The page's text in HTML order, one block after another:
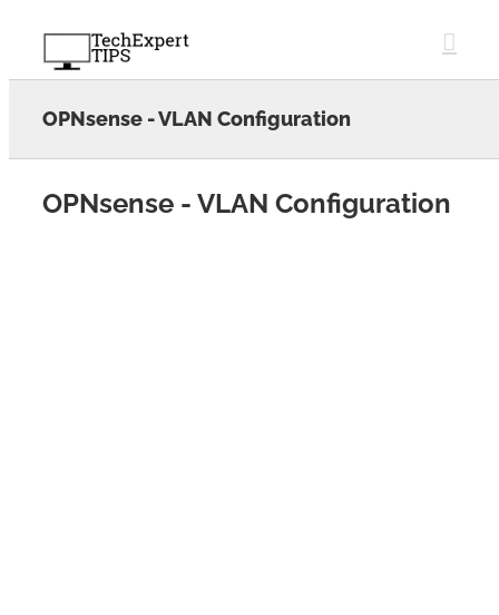
content
OPNsense - VLAN Configuration
OPNsense - VLAN Configuration